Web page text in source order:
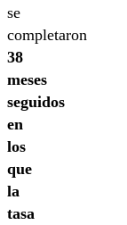
se
completaron
38
meses
seguidos
en
los
que
la
tasa